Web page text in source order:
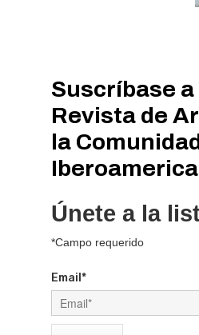
Suscríbase a
Revista de
la
Únete a la
*Campo requerido
Email*